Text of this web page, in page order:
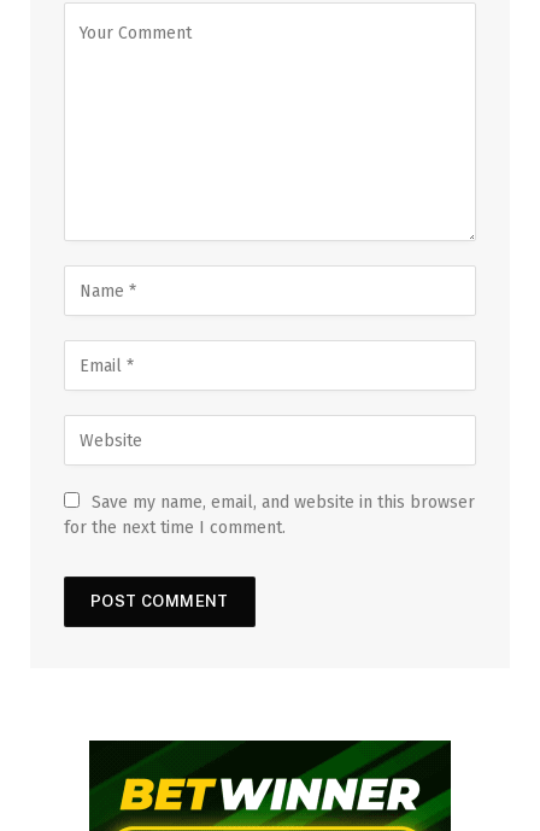
Save my name, email, and website in this browser
for the next time I comment.